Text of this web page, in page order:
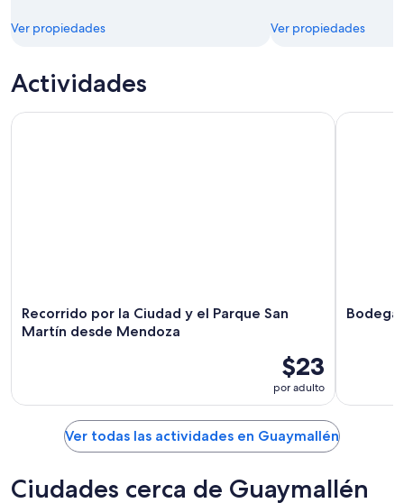
Ver propiedades Ver propiedades
Actividades
Recorrido por la Ciudad y el Parque San
Martín desde Mendoza
$23
por adulto
Recorrido por la Ciudad y el Parque San Martín desdeBodegas
Ver todas las actividades en Guaymallén
Ciudades cerca de Guaymallén